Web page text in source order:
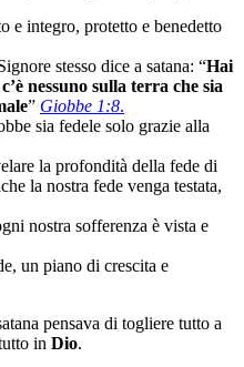
e integro, protetto e benedetto
stesso dice a satana: “Hai
nessuno sulla terra che sia
” Giobbe 1:8.
sia fedele solo grazie alla
la profondità della fede di
la nostra fede venga testata,
nostra sofferenza è vista e
un piano di crescita e
pensava di togliere tutto a
in Dio.